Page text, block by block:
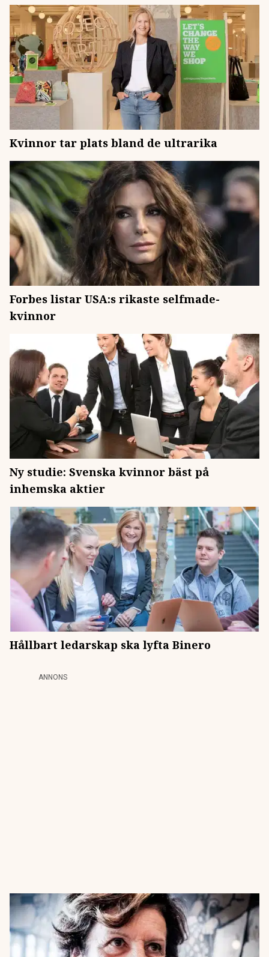
Kvinnor tar plats bland de ultrarika
Forbes listar USA:s rikaste selfmade-
kvinnor
Ny studie: Svenska kvinnor bäst på
inhemska aktier
Hållbart ledarskap ska lyfta Binero
ANNONS